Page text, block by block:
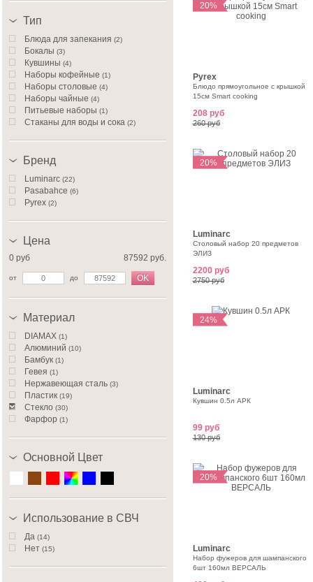
Тип
Блюда для запекания (2)
Бокалы (3)
Кувшины (4)
Наборы кофейные (1)
Наборы столовые (4)
Наборы чайные (4)
Питьевые наборы (1)
Стаканы для воды и сока (2)
Бренд
Luminarc (22)
Pasabahce (6)
Pyrex (2)
Цена
0 руб 87592 руб.
от до OK
Материал
DIAMAX (1)
Алюминий (10)
Бамбук (1)
Гевея (1)
Нержавеющая сталь (3)
Пластик (19)
Стекло (30)
Фарфор (1)
Основной Цвет
Использование в СВЧ
Да (14)
Нет (15)
20%
Pyrex
Блюдо прямоугольное с крышкой
15см Smart cooking
208 руб
260 руб
20%
Luminarc
Столовый набор 20 предметов
ЭЛИЗ
2200 руб
2750 руб
24%
Luminarc
Кувшин 0.5л АРК
99 руб
130 руб
20%
Luminarc
Набор фужеров для шампанского
6шт 160мл ВЕРСАЛЬ